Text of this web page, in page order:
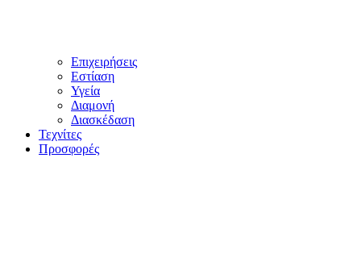
Επιχειρήσεις
Εστίαση
Υγεία
Διαμονή
Διασκέδαση
Τεχνίτες
Προσφορές